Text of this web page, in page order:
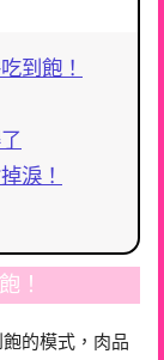
到飽！
淚！
！
的模式，肉品